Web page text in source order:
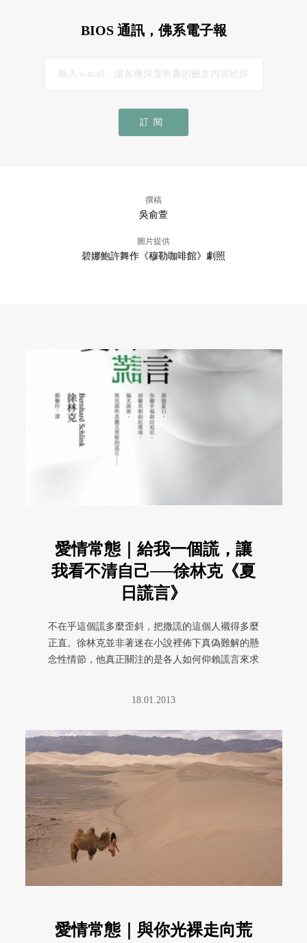
BIOS 通訊，佛系電子報
訂閱
撰稿
吳俞萱
圖片提供
碧娜鮑許舞作《穆勒咖啡館》劇照
愛情常態｜給我一個謊，讓
我看不清自己──徐林克《夏
日謊言》
不在乎這個謊多麼歪斜，把撒謊的這個人襯得多麼
正直。徐林克並非著迷在小說裡佈下真偽難解的懸
念性情節，他真正關注的是各人如何仰賴謊言來求
18.01.2013
愛情常態｜與你光裸走向荒